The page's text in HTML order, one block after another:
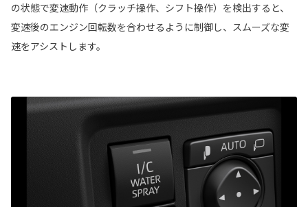
の状態で変速動作（クラッチ操作、シフト操作）を検出すると、
変速後のエンジン回転数を合わせるように制御し、スムーズな変
速をアシストします。